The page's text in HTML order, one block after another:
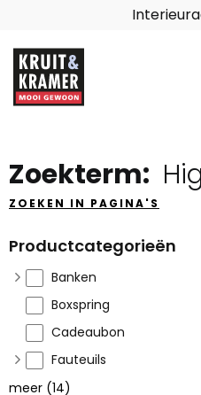
Zoekterm:
ZOEKEN IN PAGINA'S
Productcategorieën
Banken
Boxspring
Cadeaubon
Fauteuils
meer (14)